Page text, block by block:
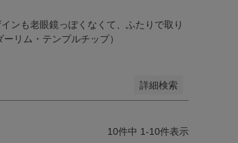
ンも老眼鏡っぽくなくて、ふたりで取り
リム・テンプルチップ）
詳細検索
10件中 1-10件表示